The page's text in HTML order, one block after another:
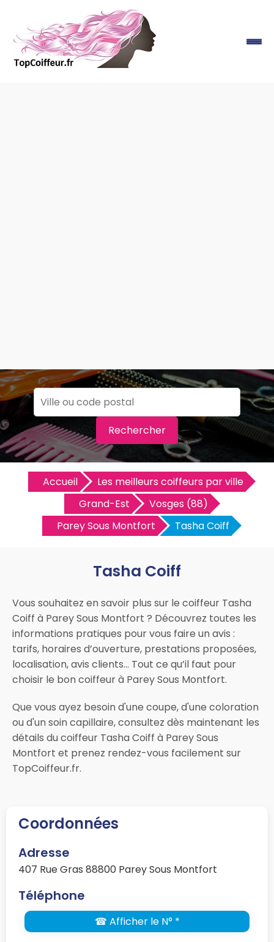
Rechercher
Accueil
Les meilleurs coiffeurs par ville
Grand-Est
Vosges (88)
Parey Sous Montfort
Tasha Coiff
Tasha Coiff
Vous souhaitez en savoir plus sur le coiffeur Tasha
Coiff à Parey Sous Montfort ? Découvrez toutes les
informations pratiques pour vous faire un avis :
tarifs, horaires d’ouverture, prestations proposées,
localisation, avis clients… Tout ce qu’il faut pour
choisir le bon coiffeur à Parey Sous Montfort.
Que vous ayez besoin d'une coupe, d'une coloration
ou d'un soin capillaire, consultez dès maintenant les
détails du coiffeur Tasha Coiff à Parey Sous
Montfort et prenez rendez-vous facilement sur
TopCoiffeur.fr.
Coordonnées
Adresse
407 Rue Gras 88800 Parey Sous Montfort
Téléphone
☎ Afficher le N° *